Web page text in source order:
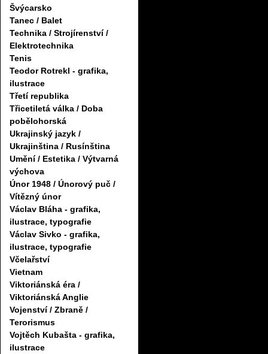
Švýcarsko
Tanec / Balet
Technika / Strojírenství /
Elektrotechnika
Tenis
Teodor Rotrekl - grafika,
ilustrace
Třetí republika
Třicetiletá válka / Doba
pobělohorská
Ukrajinský jazyk /
Ukrajinština / Rusínština
Umění / Estetika / Výtvarná
výchova
Únor 1948 / Únorový puč /
Vítězný únor
Václav Bláha - grafika,
ilustrace, typografie
Václav Sivko - grafika,
ilustrace, typografie
Včelařství
Vietnam
Viktoriánská éra /
Viktoriánská Anglie
Vojenství / Zbraně /
Terorismus
Vojtěch Kubašta - grafika,
ilustrace